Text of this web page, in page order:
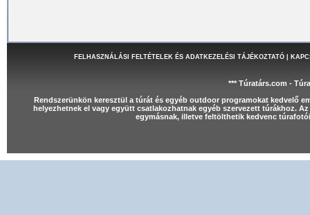
FELHASZNÁLÁSI FELTÉTELEK ÉS ADATKEZELÉSI TÁJÉKOZTATÓ|
*** Túratárs.com -
Rendszerünkön keresztül a túrát és egyéb outdoor programokat kedvelő
helyezhetnek el vagy együtt csatlakozhatnak egyéb szervezett túrákhoz.
egymásnak, illetve feltölthetik kedvenc